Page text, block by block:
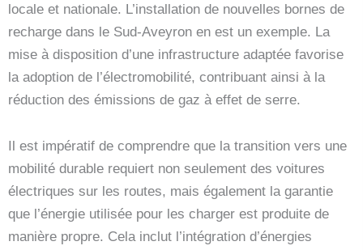
locale et nationale. L’installation de nouvelles bornes de
recharge dans le Sud-Aveyron en est un exemple. La
mise à disposition d’une infrastructure adaptée favorise
la adoption de l’électromobilité, contribuant ainsi à la
réduction des émissions de gaz à effet de serre.
Il est impératif de comprendre que la transition vers une
mobilité durable requiert non seulement des voitures
électriques sur les routes, mais également la garantie
que l’énergie utilisée pour les charger est produite de
manière propre. Cela inclut l’intégration d’énergies